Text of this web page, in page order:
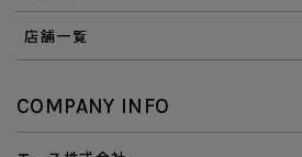
店舗一覧
COMPANY INFO